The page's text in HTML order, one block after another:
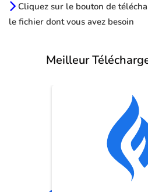
Cliquez sur le bouton de
le fichier dont vous avez besoin
Meilleur